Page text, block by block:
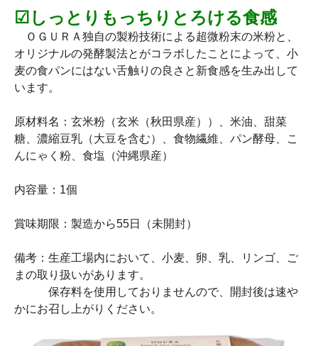
☑しっとりもっちりとろける食感
ＯＧＵＲＡ独自の製粉技術による超微粉末の米粉と、
オリジナルの発酵製法とがコラボしたことによって、小
麦の食パンにはない舌触りの良さと新食感を生み出して
います。
原材料名：玄米粉（玄米（秋田県産））、米油、甜菜
糖、濃縮豆乳（大豆を含む）、食物繊維、パン酵母、こ
んにゃく粉、食塩（沖縄県産）
内容量：1個
賞味期限：製造から55日（未開封）
備考：生産工場内において、小麦、卵、乳、リンゴ、ご
まの取り扱いがあります。
保存料を使用しておりませんので、開封後は速や
かにお召し上がりください。